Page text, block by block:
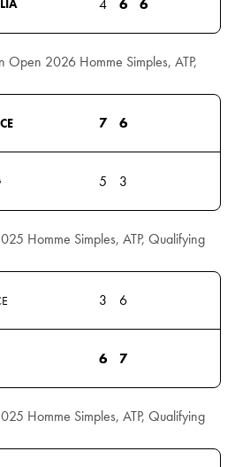
4 6 6
Open 2026 Homme Simples, ATP,
7 6
5 3
Homme Simples, ATP, Qualifying
3 6
6 7
Homme Simples, ATP, Qualifying